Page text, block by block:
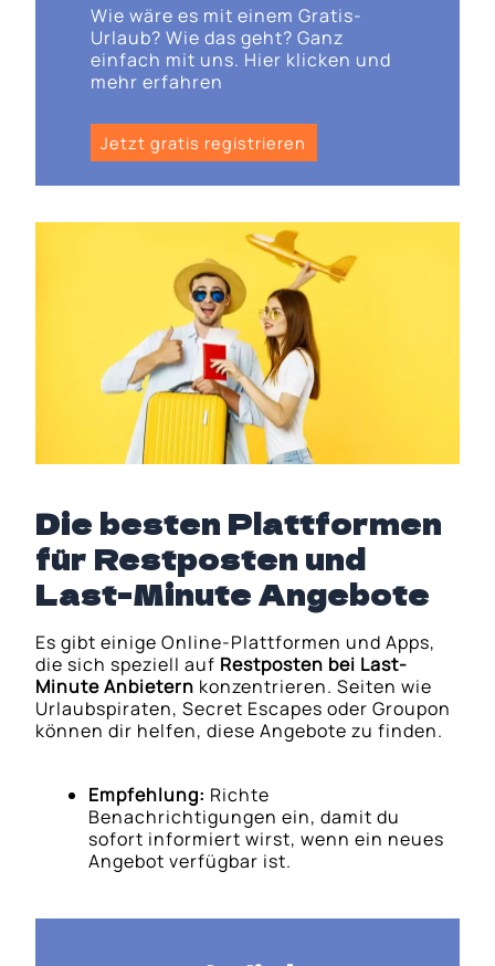
Wie wäre es mit einem Gratis-
Urlaub? Wie das geht? Ganz
einfach mit uns. Hier klicken und
mehr erfahren
Jetzt gratis registrieren
Die besten Plattformen
für Restposten und
Last-Minute Angebote
Es gibt einige Online-Plattformen und Apps,
die sich speziell auf Restposten bei Last-
Minute Anbietern konzentrieren. Seiten wie
Urlaubspiraten, Secret Escapes oder Groupon
können dir helfen, diese Angebote zu finden.
Empfehlung: Richte
Benachrichtigungen ein, damit du
sofort informiert wirst, wenn ein neues
Angebot verfügbar ist.